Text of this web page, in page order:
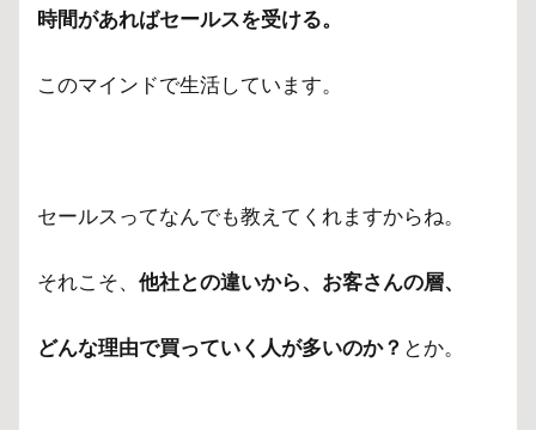
時間があればセールスを受ける。
このマインドで生活しています。
セールスってなんでも教えてくれますからね。
それこそ、 他社との違いから、お客さんの層、
どんな理由で買っていく人が多いのか？ とか。